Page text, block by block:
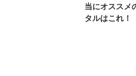
当にオススメ
タルはこれ！